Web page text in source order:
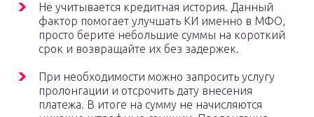
Не учитывается кредитная история. Данный
фактор помогает улучшать КИ именно в МФО,
просто берите небольшие суммы на короткий
срок и возвращайте их без задержек.
При необходимости можно запросить услугу
пролонгации и отсрочить дату внесения
платежа. В итоге на сумму не начисляются